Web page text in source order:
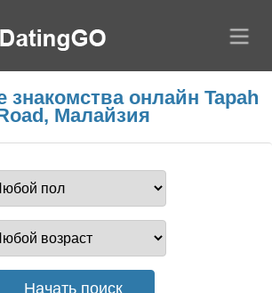
знакомства онлайн Tapah
Малайзия